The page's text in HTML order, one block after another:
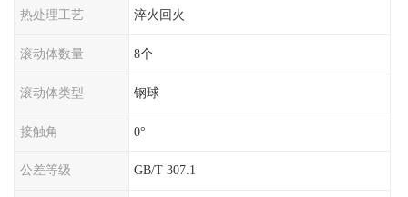
热处理工艺 淬火回火
滚动体数量 8个
滚动体类型 钢球
接触角 0°
公差等级 GB/T 307.1